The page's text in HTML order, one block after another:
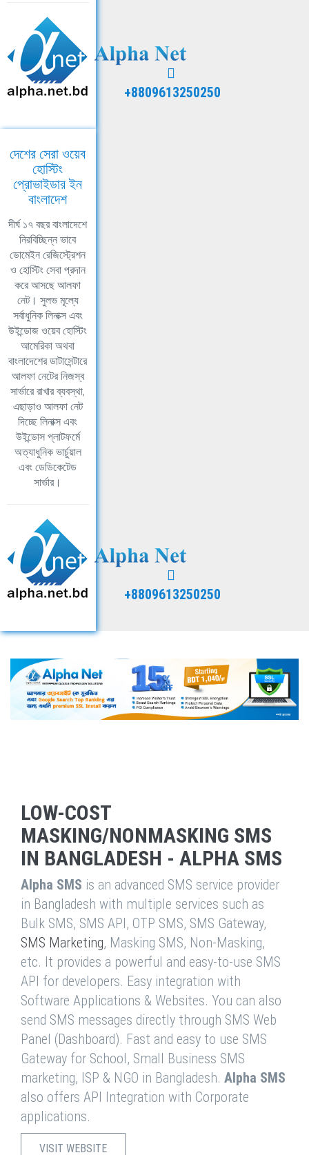
+8809613250250
দেশের সেরা ওয়েব
হোস্টিং
প্রোভাইডার ইন
বাংলাদেশ
দীর্ঘ ১৭ বছর বাংলাদেশে
নিরবিচ্ছিন্ন ভাবে
ডোমেইন রেজিস্ট্রেশন
ও হোস্টিং সেবা প্রদান
করে আসছে আলফা
নেট। সুলভ মূল্যে
সর্বাধুনিক লিনাক্স এবং
উইন্ডোজ ওয়েব হোস্টিং
আমেরিকা অথবা
বাংলাদেশের ডাটাসেন্টারে
আলফা নেটের নিজস্ব
সার্ভারে রাখার ব্যবস্থা,
এছাড়াও আলফা নেট
দিচ্ছে লিনাক্স এবং
উইন্ডোস প্লাটফর্মে
অত্যাধুনিক ভার্চুয়াল
এবং ডেডিকেটেড
সার্ভার।
+8809613250250
LOW-COST
MASKING/NONMASKING SMS
IN BANGLADESH - ALPHA SMS
Alpha SMS is an advanced SMS service provider
in Bangladesh with multiple services such as
Bulk SMS, SMS API, OTP SMS, SMS Gateway,
SMS Marketing, Masking SMS, Non-Masking,
etc. It provides a powerful and easy-to-use SMS
API for developers. Easy integration with
Software Applications & Websites. You can also
send SMS messages directly through SMS Web
Panel (Dashboard). Fast and easy to use SMS
Gateway for School, Small Business SMS
marketing, ISP & NGO in Bangladesh. Alpha SMS
also offers API Integration with Corporate
applications.
VISIT WEBSITE